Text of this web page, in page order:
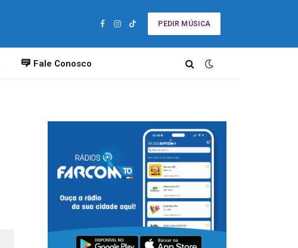
Facebook
Instagram
TikTok
PEDIR MÚSICA
Fale Conosco